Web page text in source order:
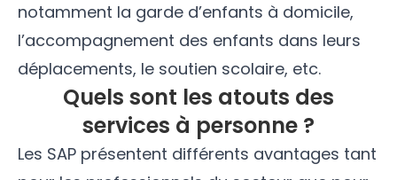
notamment la garde d’enfants à domicile,
l’accompagnement des enfants dans leurs
déplacements, le soutien scolaire, etc.
Quels sont les atouts des
services à personne ?
Les SAP présentent différents avantages tant